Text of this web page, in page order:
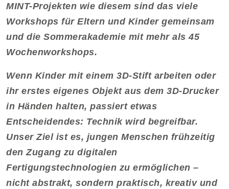
MINT-Projekten wie diesem sind das viele
Workshops für Eltern und Kinder gemeinsam
und die Sommerakademie mit mehr als 45
Wochenworkshops.
Wenn Kinder mit einem 3D-Stift arbeiten oder
ihr erstes eigenes Objekt aus dem 3D-Drucker
in Händen halten, passiert etwas
Entscheidendes: Technik wird begreifbar.
Unser Ziel ist es, jungen Menschen frühzeitig
den Zugang zu digitalen
Fertigungstechnologien zu ermöglichen –
nicht abstrakt, sondern praktisch, kreativ und